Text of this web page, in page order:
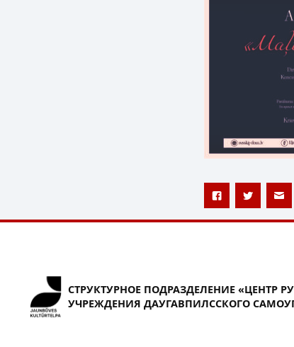
СТРУКТУРНОЕ ПОДРАЗДЕЛЕНИЕ «ЦЕНТР
УЧРЕЖДЕНИЯ ДАУГАВПИЛССКОГО